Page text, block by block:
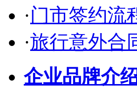
·门市签约流
·旅行意外合
企业品牌介